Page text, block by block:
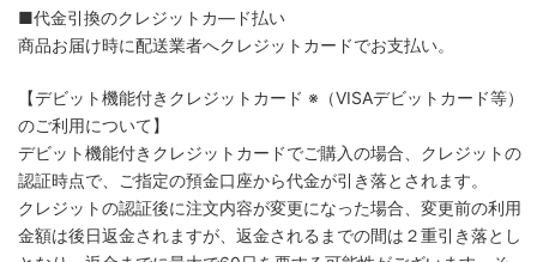
■代金引換のクレジットカ―ド払い
商品お届け時に配送業者へクレジットカードでお支払い。
【デビット機能付きクレジットカード ※（VISAデビットカード等）
のご利用について】
デビット機能付きクレジットカードでご購入の場合、クレジットの
認証時点で、ご指定の預金口座から代金が引き落とされます。
クレジットの認証後に注文内容が変更になった場合、変更前の利用
金額は後日返金されますが、返金されるまでの間は２重引き落とし